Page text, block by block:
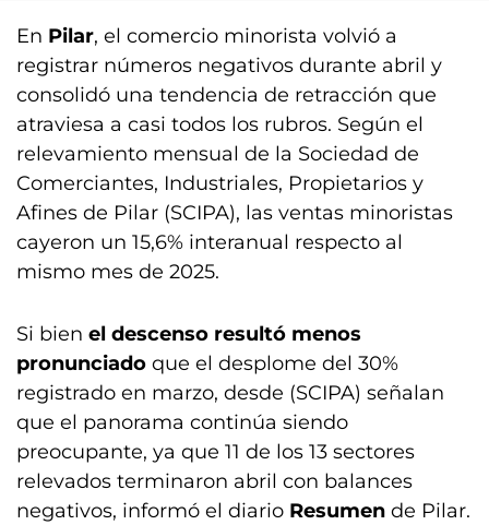
En Pilar, el comercio minorista volvió a
registrar números negativos durante abril y
consolidó una tendencia de retracción que
atraviesa a casi todos los rubros. Según el
relevamiento mensual de la Sociedad de
Comerciantes, Industriales, Propietarios y
Afines de Pilar (SCIPA), las ventas minoristas
cayeron un 15,6% interanual respecto al
mismo mes de 2025.
Si bien el descenso resultó menos
pronunciado que el desplome del 30%
registrado en marzo, desde (SCIPA) señalan
que el panorama continúa siendo
preocupante, ya que 11 de los 13 sectores
relevados terminaron abril con balances
negativos, informó el diario Resumen de Pilar.